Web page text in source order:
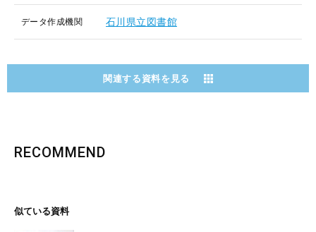
データ作成機関 石川県立図書館
関連する資料を見る
RECOMMEND
似ている資料